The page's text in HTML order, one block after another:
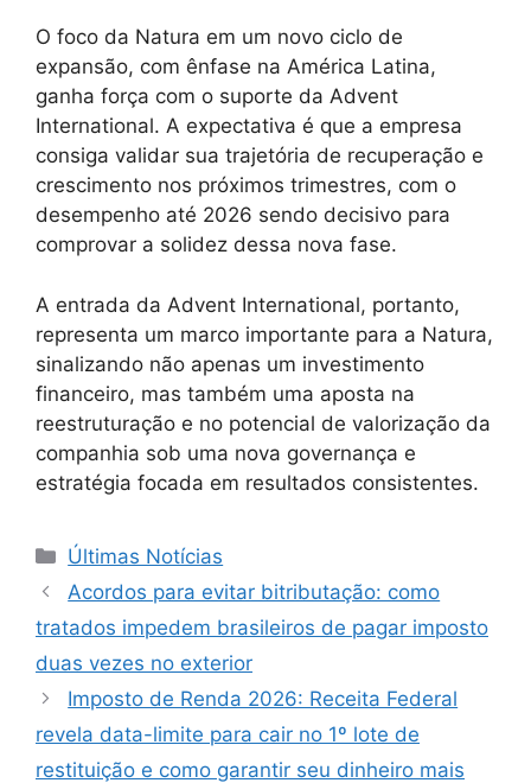
O foco da Natura em um novo ciclo de
expansão, com ênfase na América Latina,
ganha força com o suporte da Advent
International. A expectativa é que a empresa
consiga validar sua trajetória de recuperação e
crescimento nos próximos trimestres, com o
desempenho até 2026 sendo decisivo para
comprovar a solidez dessa nova fase.
A entrada da Advent International, portanto,
representa um marco importante para a Natura,
sinalizando não apenas um investimento
financeiro, mas também uma aposta na
reestruturação e no potencial de valorização da
companhia sob uma nova governança e
estratégia focada em resultados consistentes.
Categorias
Últimas Notícias
Acordos para evitar bitributação: como
tratados impedem brasileiros de pagar imposto
duas vezes no exterior
Imposto de Renda 2026: Receita Federal
revela data-limite para cair no 1º lote de
restituição e como garantir seu dinheiro mais